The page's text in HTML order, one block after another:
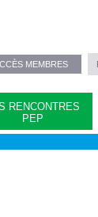
MEMBRES
RENCONTRES
PEP